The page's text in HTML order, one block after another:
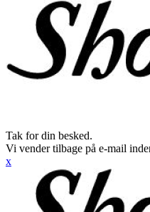
Tak for din besked.
Vi vender tilbage på e-mail
x